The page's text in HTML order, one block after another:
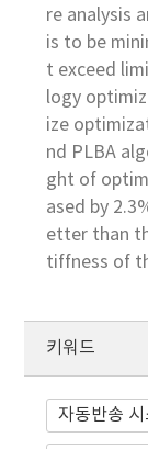
re analysis
is to be
t exceed
logy
ize
nd PLBA
ght of
ased by
etter than
tiffness of
키워드
자동반송 시